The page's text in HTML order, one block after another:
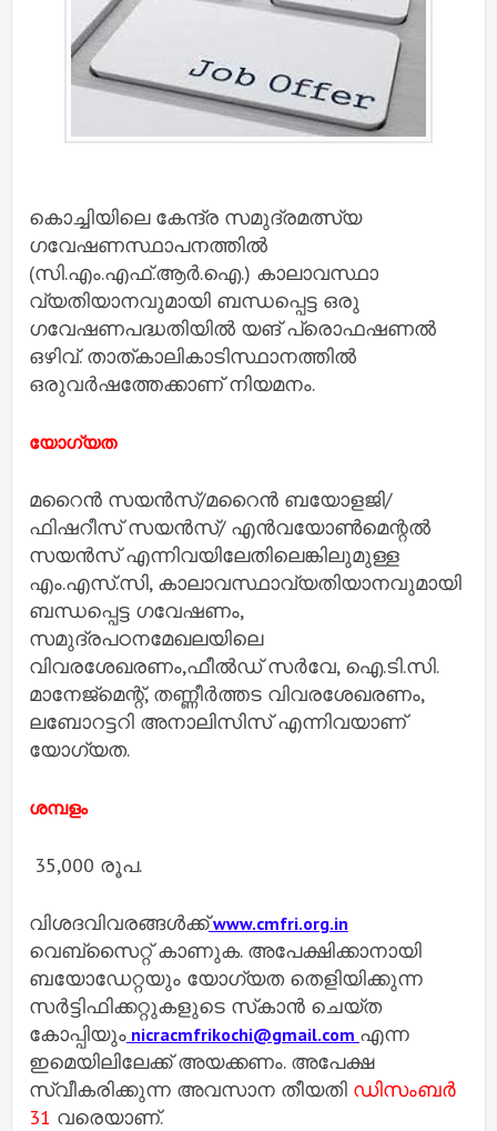
കൊച്ചിയിലെ കേന്ദ്ര സമുദ്രമത്സ്യ
ഗവേഷണസ്ഥാപനത്തില്‍
(സി.എം.എഫ്.ആര്‍.ഐ.) കാലാവസ്ഥാ
വ്യതിയാനവുമായി ബന്ധപ്പെട്ട ഒരു
ഗവേഷണപദ്ധതിയില്‍ യങ് പ്രൊഫഷണല്‍
ഒഴിവ്. താത്കാലികാടിസ്ഥാനത്തില്‍
ഒരുവര്‍ഷത്തേക്കാണ് നിയമനം.
യോഗ്യത
മറൈന്‍ സയന്‍സ്/മറൈന്‍ ബയോളജി/
ഫിഷറീസ് സയന്‍സ്/ എന്‍വയോണ്‍മെന്റല്‍
സയന്‍സ് എന്നിവയിലേതിലെങ്കിലുമുള്ള
എം.എസ്.സി, കാലാവസ്ഥാവ്യതിയാനവുമായി
ബന്ധപ്പെട്ട ഗവേഷണം,
സമുദ്രപഠനമേഖലയിലെ
വിവരശേഖരണം,ഫീല്‍ഡ് സര്‍വേ, ഐ.ടി.സി.
മാനേജ്‌മെന്റ്, തണ്ണീര്‍ത്തട വിവരശേഖരണം,
ലബോറട്ടറി അനാലിസിസ് എന്നിവയാണ്
യോഗ്യത.
ശമ്പളം
35,000 രൂപ.
വിശദവിവരങ്ങള്‍ക്ക്www.cmfri.org.in
വെബ്‌സൈറ്റ് കാണുക. അപേക്ഷിക്കാനായി
ബയോഡേറ്റയും യോഗ്യത തെളിയിക്കുന്ന
സര്‍ട്ടിഫിക്കറ്റുകളുടെ സ്‌കാന്‍ ചെയ്ത
കോപ്പിയും nicracmfrikochi@gmail.com എന്ന
ഇമെയിലിലേക്ക് അയക്കണം. അപേക്ഷ
സ്വീകരിക്കുന്ന അവസാന തീയതി ഡിസംബര്‍
31 വരെയാണ്.